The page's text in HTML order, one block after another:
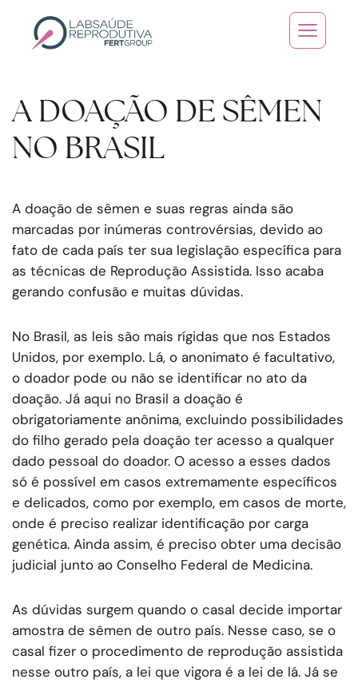
Skip to main content
A DOAÇÃO DE SÊMEN
NO BRASIL
A doação de sêmen e suas regras ainda são
marcadas por inúmeras controvérsias, devido ao
fato de cada país ter sua legislação específica para
as técnicas de Reprodução Assistida. Isso acaba
gerando confusão e muitas dúvidas.
No Brasil, as leis são mais rígidas que nos Estados
Unidos, por exemplo. Lá, o anonimato é facultativo,
o doador pode ou não se identificar no ato da
doação. Já aqui no Brasil a doação é
obrigatoriamente anônima, excluindo possibilidades
do filho gerado pela doação ter acesso a qualquer
dado pessoal do doador. O acesso a esses dados
só é possível em casos extremamente específicos
e delicados, como por exemplo, em casos de morte,
onde é preciso realizar identificação por carga
genética. Ainda assim, é preciso obter uma decisão
judicial junto ao Conselho Federal de Medicina.
As dúvidas surgem quando o casal decide importar
amostra de sêmen de outro país. Nesse caso, se o
casal fizer o procedimento de reprodução assistida
nesse outro país, a lei que vigora é a lei de lá. Já se